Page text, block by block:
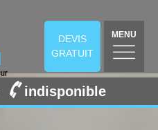
DEVIS
GRATUIT
MENU
indisponible